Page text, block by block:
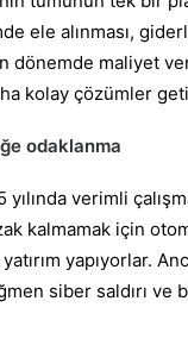
ele alınması,
dönemde maliyet
kolay çözümler
odaklanma
verimli
kalmamak için
yapıyorlar.
siber saldırı ve